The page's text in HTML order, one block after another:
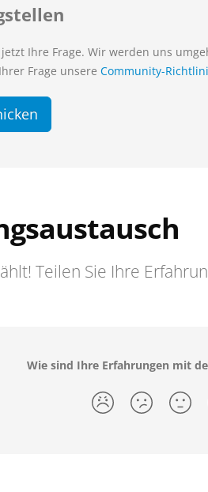
jetzt Ihre Frage. Wir werden uns
Frage unsere Community-
Teilen Sie Ihre
Wie sind Ihre Erfahrungen mit